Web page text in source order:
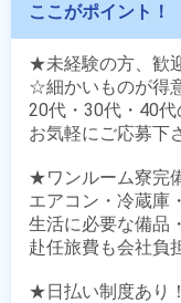
ここがポイント！
★未経験の方、歓
☆細かいものが得
20代・30代・40代
お気軽にご応募下
★ワンルーム寮完
エアコン・冷蔵庫
生活に必要な備品
赴任旅費も会社負
★日払い制度あり！